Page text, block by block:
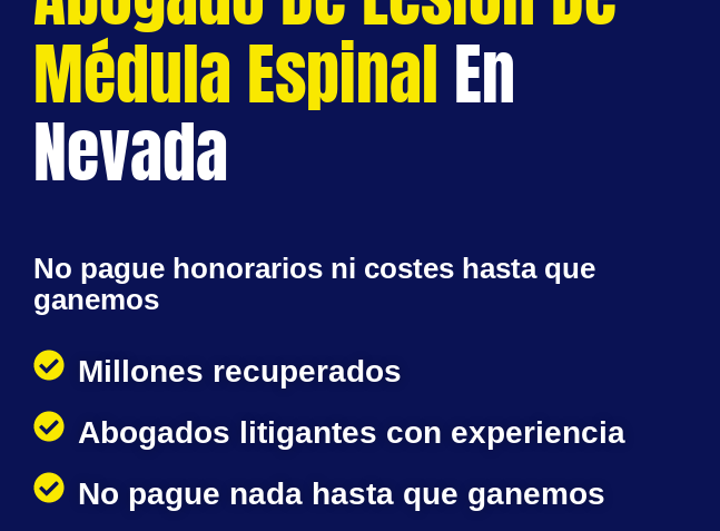
Médula EspinalEn
Nevada
No pague honorarios ni costes hasta que
ganemos
Millones recuperados
Abogados litigantes con experiencia
No pague nada hasta que ganemos